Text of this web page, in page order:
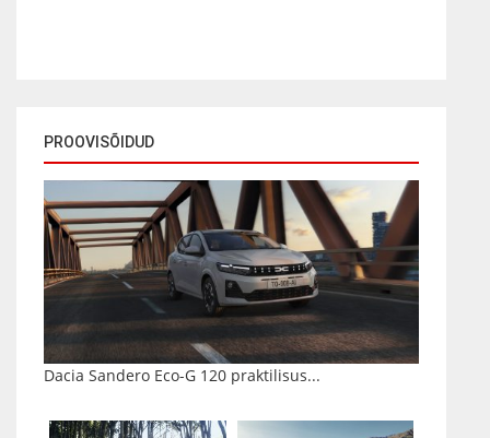
PROOVISÕIDUD
Dacia Sandero Eco-G 120 praktilisus...